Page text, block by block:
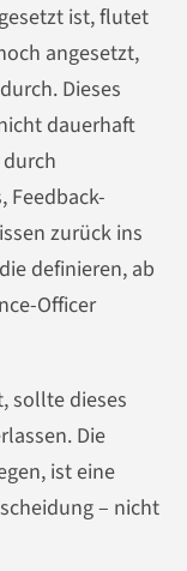
ist, flutet
angesetzt,
Dieses
dauerhaft
Feedback-
zurück ins
definieren, ab
Officer
sollte dieses
Die
ist eine
– nicht